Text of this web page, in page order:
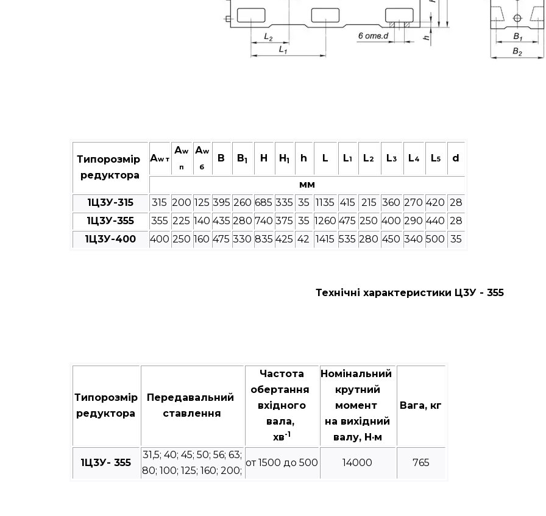
Типорозмір
редуктора
Аw т
Аw
п
Аw
б
В B1 Н H1 h L L1 L2 L3 L4 L5 d
мм
1Ц3У-315
315 200 125 395 260 685 335 35 1135 415 215 360 270 420 28
1Ц3У-355
355 225 140 435 280 740 375 35 1260 475 250 400 290 440 28
1Ц3У-400
400 250 160 475 330 835 425 42 1415 535 280 450 340 500 35
Технічні характеристики Ц3У - 355
Типорозмір
редуктора
Передавальний
ставлення
Частота
обертання
вхідного
вала,
хв-1
Номінальний
крутний
момент
на вихідний
валу, Н·м
Вага, кг
1Ц3У- 355
31,5; 40; 45; 50; 56; 63;
80; 100; 125; 160; 200;
от 1500 до 500 14000 765